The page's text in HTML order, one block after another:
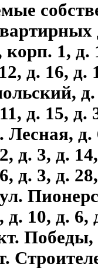
1, д.
д. 16, д.
д. 15, д.
Лесная,
д. 3, д.
д. 3, д.
д. 10, д. 6,
Победы,